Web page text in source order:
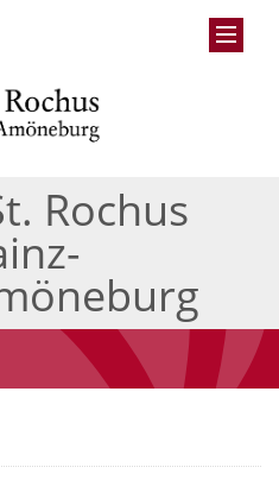
Rochus